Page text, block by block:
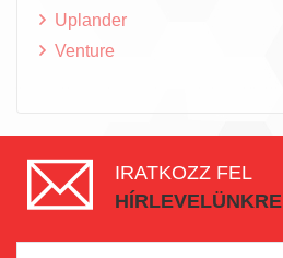
Uplander
Venture
IRATKOZZ FEL
HÍRLEVELÜNKRE